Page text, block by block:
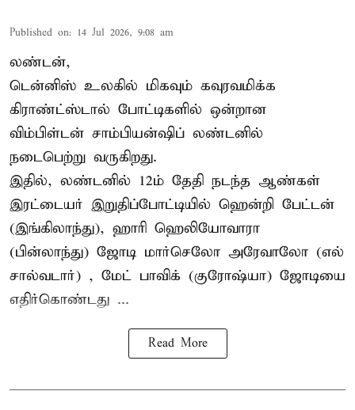
Published on: 14 Jul 2026, 9:08 am
லண்டன்,
டென்னிஸ் உலகில் மிகவும் கவுரவமிக்க
கிராண்ட்ஸ்டால் போட்டிகளில் ஒன்றான
விம்பிள்டன் சாம்பியன்ஷிப் லண்டனில்
நடைபெற்று வருகிறது.
இதில், லண்டனில் 12ம் தேதி நடந்த ஆண்கள்
இரட்டையர் இறுதிப்போட்டியில் ஹென்றி பேட்டன்
(இங்கிலாந்து), ஹாரி ஹெலியோவாரா
(பின்லாந்து) ஜோடி மார்செலோ அரேவாலோ (எல்
சால்வடார்) , மேட் பாவிக் (குரோஷ்யா) ஜோடியை
எதிர்கொண்டது ...
Read More